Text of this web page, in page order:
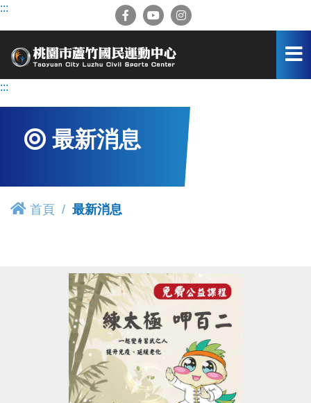
跳
容
:::
:::
最新消息
首頁 最新消息